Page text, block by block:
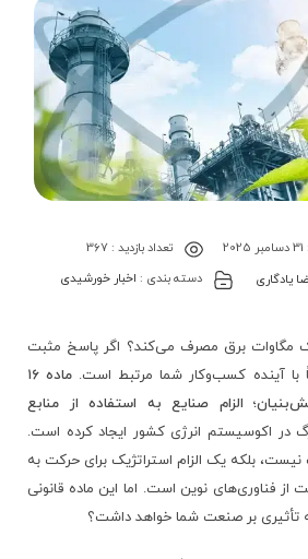
31 دسامبر 2025 تعداد بازدید :367
یادگاری دسته بندی : اخبار خورشیدی
مگاوات برق مصرف می‌کند؟ اگر پاسخ مثبت
با آینده کسب‌وکار شما مرتبط است.
ماده ۱۶
الزام صنایع به استفاده از منابع
در اکوسیستم انرژی کشور ایجاد کرده است.
بلکه یک الزام استراتژیک برای حرکت به
از فناوری‌های نوین است. اما این ماده قانونی
تأثیری بر صنعت شما خواهد داشت؟